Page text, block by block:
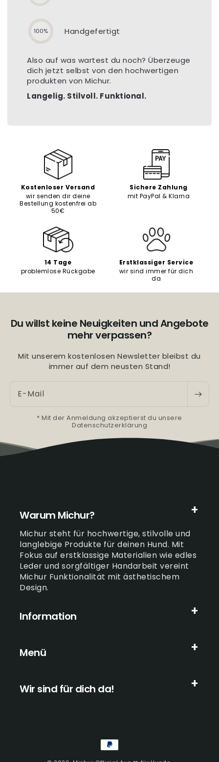
100% Handgefertigt
Also auf was wartest du noch? Überzeuge
dich jetzt selbst von den hochwertigen
produkten von Michur.
Langelig. Stilvoll. Funktional.
Kostenloser Versand
wir senden dir deine
Bestellung kostenfrei ab
50€
Sichere Zahlung
mit PayPal & Klarna
14 Tage
problemlose Rückgabe
Erstklassiger Service
wir sind immer für dich
da
Du willst keine Neuigkeiten und Angebote
mehr verpassen?
Mit unserem kostenlosen Newsletter bleibst du
immer auf dem neusten Stand!
E-Mail
* Mit der Anmeldung akzeptierst du unsere
Datenschutzerklärung
Warum Michur?
Michur steht für hochwertige, stilvolle und
langlebige Produkte für deinen Hund. Mit
Fokus auf erstklassige Materialien wie edles
Leder und sorgfältiger Handarbeit vereint
Michur Funktionalität mit ästhetischem
Design.
Information
Menü
Wir sind für dich da!
Zahlungsmethoden